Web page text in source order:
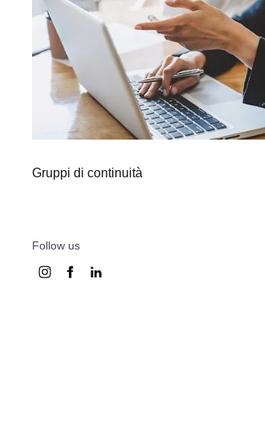
Gruppi di continuità
Follow us